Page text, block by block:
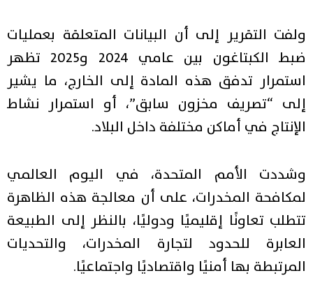
ولفت التقرير إلى أن البيانات المتعلقة بعمليات
ضبط الكبتاغون بين عامي 2024 و2025 تظهر
استمرار تدفق هذه المادة إلى الخارج، ما يشير
إلى “تصريف مخزون سابق”، أو استمرار نشاط
الإنتاج في أماكن مختلفة داخل البلاد.
وشددت الأمم المتحدة، في اليوم العالمي
لمكافحة المخدرات، على أن معالجة هذه الظاهرة
تتطلب تعاونًا إقليميًا ودوليًا، بالنظر إلى الطبيعة
العابرة للحدود لتجارة المخدرات، والتحديات
المرتبطة بها أمنيًا واقتصاديًا واجتماعيًا.